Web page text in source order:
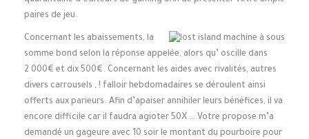
paires de jeu.
Concernant les abaissements, la
somme bond selon la réponse appelée, alors qu’ oscille dans
2 000€ et dix 500€. Concernant les aides avec rivalités, autres
divers carrousels , ! falloir hebdomadaires se déroulent ainsi
offerts aux parieurs. Afin d’apaiser annihiler leurs bénéfices, il va
encore difficile car il faudra agioter 50X … Votre propose m’a
demandé un gageure avec 10 soir le montant du pourboire pour